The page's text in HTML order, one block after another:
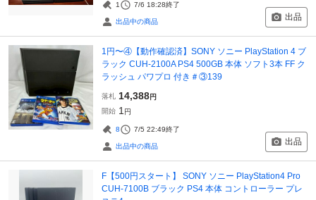
1 7/6 18:28終了
出品中の商品 出品
1円〜④【動作確認済】SONY ソニー PlayStation 4 ブ
ラック CUH-2100A PS4 500GB 本体 ソフト3本 FF ク
ラッシュ パワプロ 付き＃③139
落札 14,388円
開始 1 円
8 7/5 22:49終了
出品中の商品 出品
F【500円スタート】 SONY ソニー PlayStation4 Pro
CUH-7100B ブラック PS4 本体 コントローラー プレ